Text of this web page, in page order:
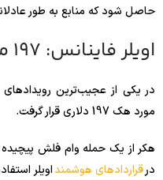
حاصل شود که منابع به طور
اویلر فاینانس: 197 میلیون دلار
مورد هک 197 دلاری قرار گرفت.
هکر از یک حمله وام فلش
درقراردادهای هوشمنداویلر